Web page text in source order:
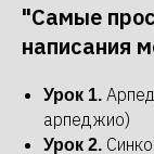
"Самые
написания
Урок 1.
арпеджио)
Урок 2.